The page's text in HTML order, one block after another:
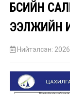
БҮСИЙН
ЭЭЛЖИЙН
Нийтэлсэн: